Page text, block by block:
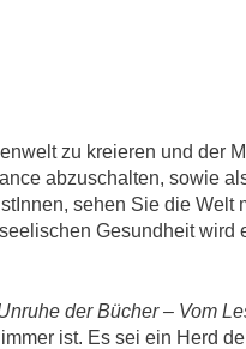
zu kreieren und der
abzuschalten, sowie
sehen Sie die Welt
Gesundheit
der Bücher – Vom
ist. Es sei ein Herd